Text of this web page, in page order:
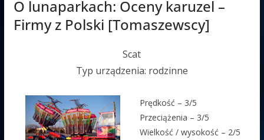
O lunaparkach: Oceny karuzel –
Firmy z Polski [Tomaszewscy]
Scat
Typ urządzenia: rodzinne
Prędkość – 3/5
Przeciążenia – 3/5
Wielkość / wysokość – 2/5